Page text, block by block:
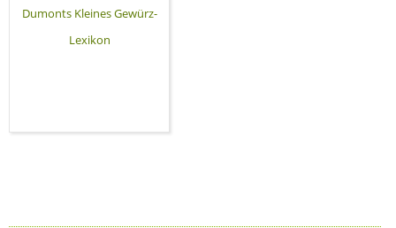
Dumonts Kleines Gewürz-
Lexikon